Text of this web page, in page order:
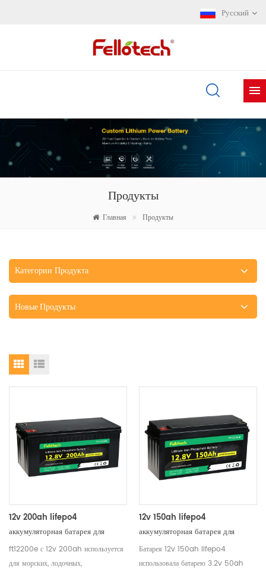
Русский
Продукты
Главная Продукты
Категории Продукта
Новые Продукты
12v 200ah lifepo4
аккумуляторная батарея для
замены свинцово-кислотных
аккумуляторов
ft12200e с 12v 200ah используется
для морских, лодочных,
12v 150ah lifepo4
аккумуляторная батарея для
замены свинцово-кислотных
аккумуляторов
Батарея 12v 150ah lifepo4
использовала батарею 3.2v 50ah